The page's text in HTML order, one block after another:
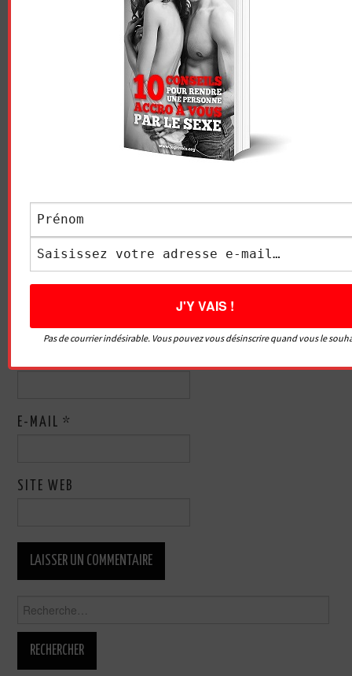
L’ERREUR SEXUELLE #1
QUE FONT TOUS LES
HOMMES AU LIT (MÊME
COMMENT LUI TENIR LA
TÊTE ET LES CHEVEUX
PENDANT LA FELLATION ?
LAISSER UN COMMENTAIRE
COMMENTAIRE*
E-MAIL*
SITE WEB
Pas de courrier indésirable. Vous pouvez vous désinscrire quand vous le